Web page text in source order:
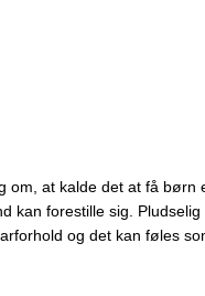
at kalde det at få børn
forestille sig.
og det kan føles